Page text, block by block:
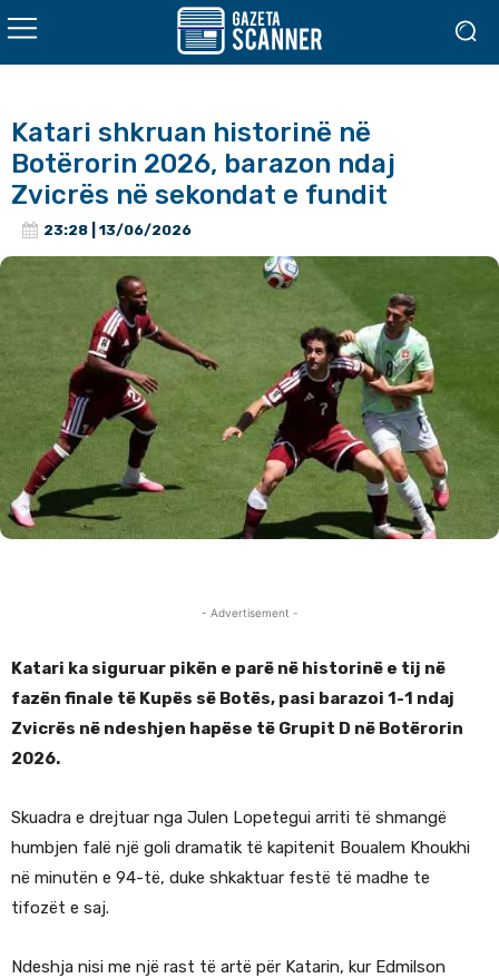
Katari shkruan historinë në
Botërorin 2026, barazon ndaj
Zvicrës në sekondat e fundit
23:28 | 13/06/2026
- Advertisement -
Katari ka siguruar pikën e parë në historinë e tij në
fazën finale të Kupës së Botës, pasi barazoi 1-1 ndaj
Zvicrës në ndeshjen hapëse të Grupit D në Botërorin
2026.
Skuadra e drejtuar nga Julen Lopetegui arriti të shmangë
humbjen falë një goli dramatik të kapitenit Boualem Khoukhi
në minutën e 94-të, duke shkaktuar festë të madhe te
tifozët e saj.
Ndeshja nisi me një rast të artë për Katarin, kur Edmilson